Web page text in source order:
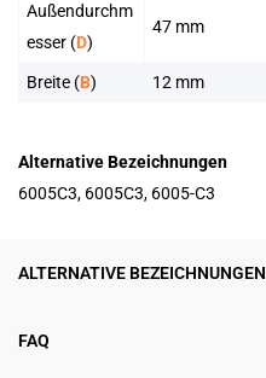
Außendurchm
esser (D)
47 mm
Breite (B) 12 mm
Alternative Bezeichnungen
6005C3, 6005C3, 6005-C3
ALTERNATIVE BEZEICHNUNGEN
FAQ